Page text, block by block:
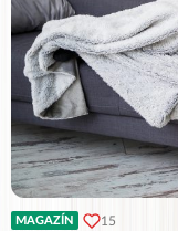
MAGAZÍN 15